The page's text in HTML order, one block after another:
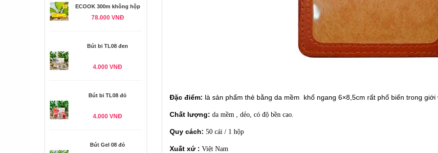
ECOOK 300m không hộp
78.000 VNĐ
Bút bi TL08 đen
4.000 VNĐ
Bút bi TL08 đỏ
4.000 VNĐ
Bút Gel 08 đỏ
Đặc điểm: là sản phẩm thẻ bằng da mềm khổ ngang 6×8,5cm rất phổ biến trong giới
Chất lượng: da mềm , dẻo, có độ bền cao.
Quy cách: 50 cái / 1 hộp
Xuất xứ : Việt Nam